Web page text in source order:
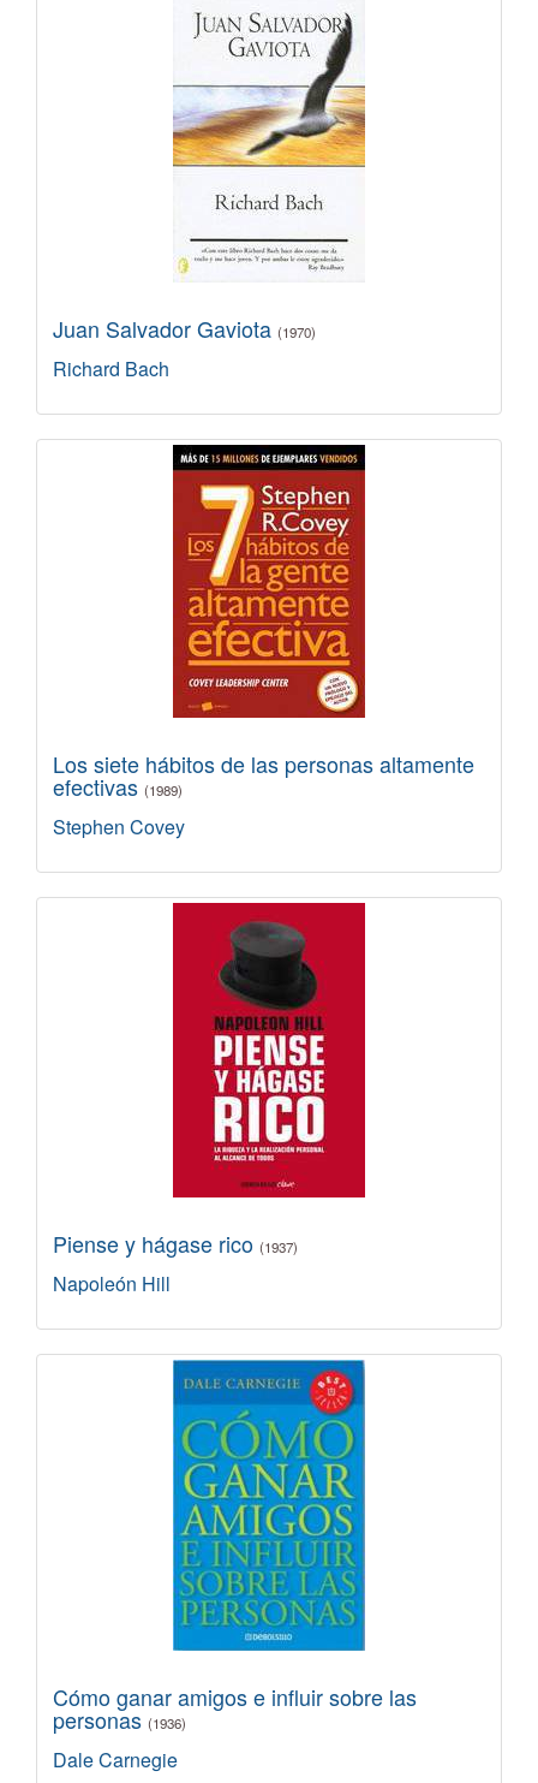
Juan Salvador Gaviota (1970)
Richard Bach
Los siete hábitos de las personas altamente
efectivas (1989)
Stephen Covey
Piense y hágase rico (1937)
Napoleón Hill
Cómo ganar amigos e influir sobre las
personas (1936)
Dale Carnegie